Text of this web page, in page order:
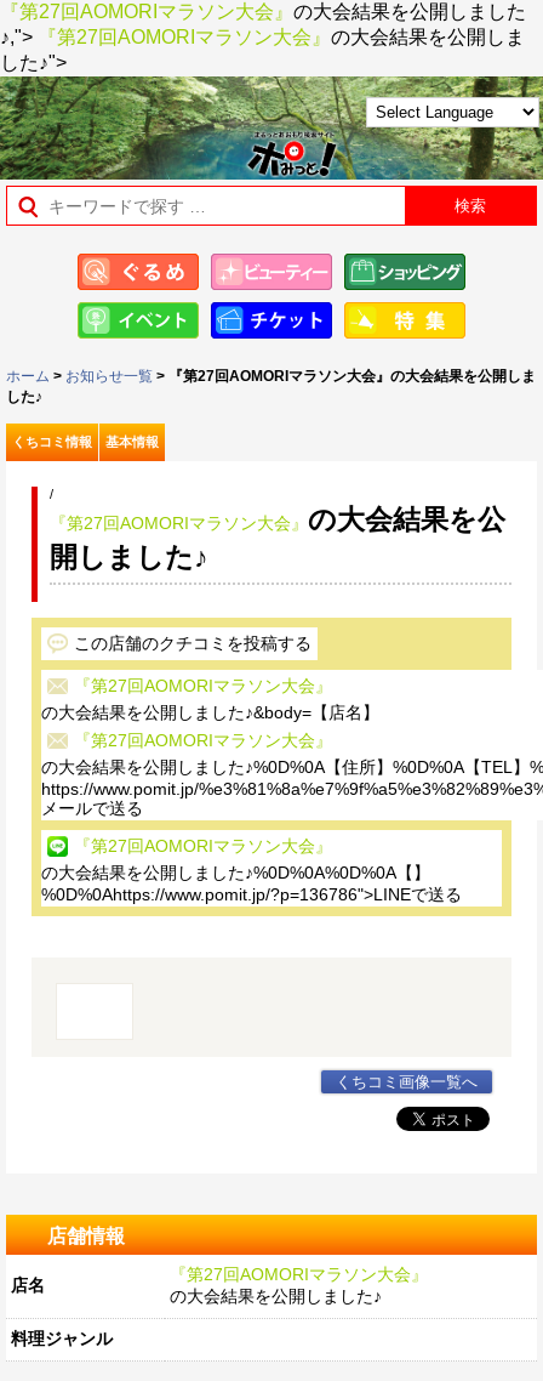
『第27回AOMORIマラソン大会』 の大会結果を公開しました
♪,">
『第27回AOMORIマラソン大会』 の大会結果を公開しま
した♪">
ホーム > お知らせ一覧 > 『第27回AOMORIマラソン大会』の大会結果を公開しま
した♪
くちコミ情報 基本情報
/
『第27回AOMORIマラソン大会』 の大会結果を公
開しました♪
この店舗のクチコミを投稿する
『第27回AOMORIマラソン大会』
の大会結果を公開しました♪&body=【店名】
『第27回AOMORIマラソン大会』
の大会結果を公開しました♪%0D%0A【住所】%0D%0A【TEL】
https://www.pomit.jp/
メールで送る
『第27回AOMORIマラソン大会』
の大会結果を公開しました♪%0D%0A%0D%0A【】
%0D%0Ahttps://www.pomit.jp/?p=136786">LINEで送る
くちコミ画像一覧へ
店舗情報
店名
『第27回AOMORIマラソン大会』
の大会結果を公開しました♪
料理ジャンル